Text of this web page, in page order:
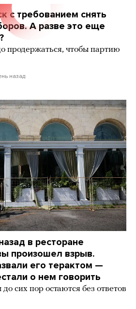
с требованием снять
А разве это еще
продержаться, чтобы партию
назад
в ресторане
произошел взрыв.
его терактом —
о нем говорить
сих пор остаются без ответов